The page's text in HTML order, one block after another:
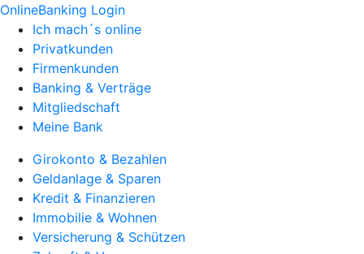
OnlineBanking Login
Ich mach´s online
Privatkunden
Firmenkunden
Banking & Verträge
Mitgliedschaft
Meine Bank
Girokonto & Bezahlen
Geldanlage & Sparen
Kredit & Finanzieren
Immobilie & Wohnen
Versicherung & Schützen